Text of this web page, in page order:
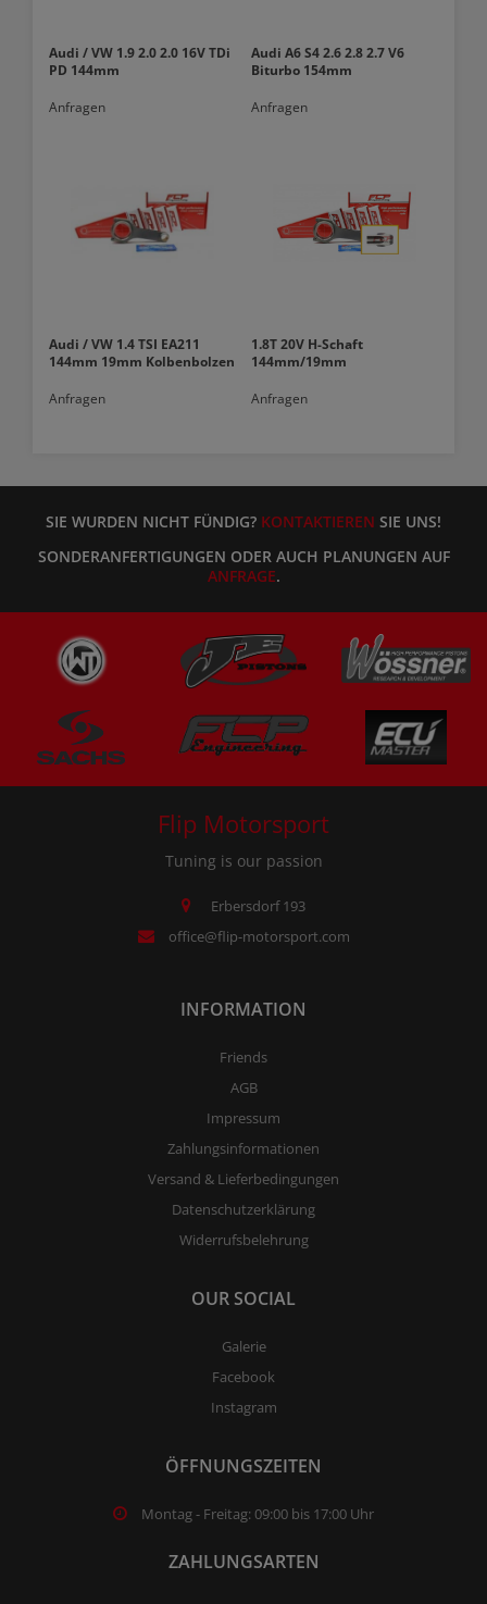
Audi / VW 1.9 2.0 2.0 16V TDi
PD 144mm
Anfragen
Audi A6 S4 2.6 2.8 2.7 V6
Biturbo 154mm
Anfragen
Audi / VW 1.4 TSI EA211
144mm 19mm Kolbenbolzen
Anfragen
1.8T 20V H-Schaft
144mm/19mm
Anfragen
SIE WURDEN NICHT FÜNDIG? KONTAKTIEREN SIE UNS!
SONDERANFERTIGUNGEN ODER AUCH PLANUNGEN AUF
ANFRAGE.
Flip Motorsport
Tuning is our passion
Erbersdorf 193
office@flip-motorsport.com
INFORMATION
Friends
AGB
Impressum
Zahlungsinformationen
Versand & Lieferbedingungen
Datenschutzerklärung
Widerrufsbelehrung
OUR SOCIAL
Galerie
Facebook
Instagram
ÖFFNUNGSZEITEN
Montag - Freitag: 09:00 bis 17:00 Uhr
ZAHLUNGSARTEN